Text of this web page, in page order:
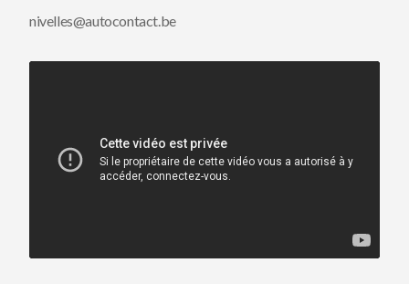
nivelles@autocontact.be